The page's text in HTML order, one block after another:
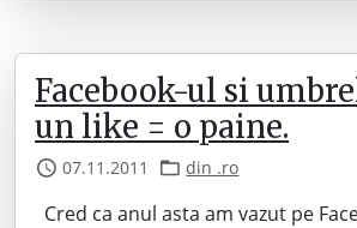
Facebook-ul si
un like = o paine.
07.11.2011 din .ro
Cred ca anul asta am vazut pe